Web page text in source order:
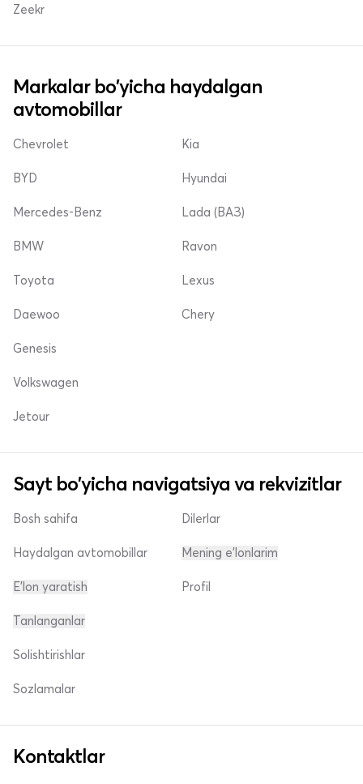
Zeekr
Markalar bo'yicha haydalgan
avtomobillar
Chevrolet
BYD
Mercedes-Benz
Kia
Hyundai
Lada (ВАЗ)
BMW
Toyota
Daewoo
Ravon
Lexus
Chery
Genesis
Volkswagen
Jetour
Sayt bo'yicha navigatsiya va rekvizitlar
Bosh sahifa
Haydalgan avtomobillar
E'lon yaratish
Dilerlar
Mening e'lonlarim
Profil
Tanlanganlar
Solishtirishlar
Sozlamalar
Kontaktlar